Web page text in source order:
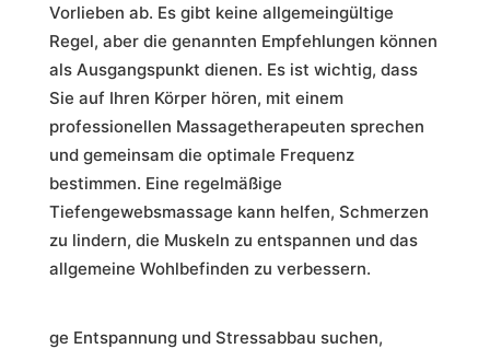
Vorlieben ab. Es gibt keine allgemeingültige
Regel, aber die genannten Empfehlungen können
als Ausgangspunkt dienen. Es ist wichtig, dass
Sie auf Ihren Körper hören, mit einem
professionellen Massagetherapeuten sprechen
und gemeinsam die optimale Frequenz
bestimmen. Eine regelmäßige
Tiefengewebsmassage kann helfen, Schmerzen
zu lindern, die Muskeln zu entspannen und das
allgemeine Wohlbefinden zu verbessern.
ge Entspannung und Stressabbau suchen,